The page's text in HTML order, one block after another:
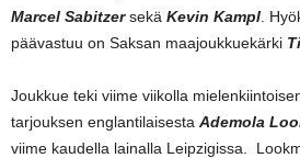
Marcel Sabitzersekä Kevin Kampl .
päävastuu on Saksan maajoukkuekärki
Joukkue teki viime viikolla
tarjouksen englantilaisesta Ademola
viime kaudella lainalla Leipzigissa.